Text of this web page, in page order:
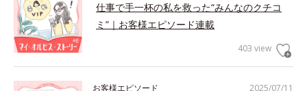
仕事で手一杯の私を救った“みんなのクチコ
ミ”｜お客様エピソード連載
403 view
2025/07/11
お客様エピソード